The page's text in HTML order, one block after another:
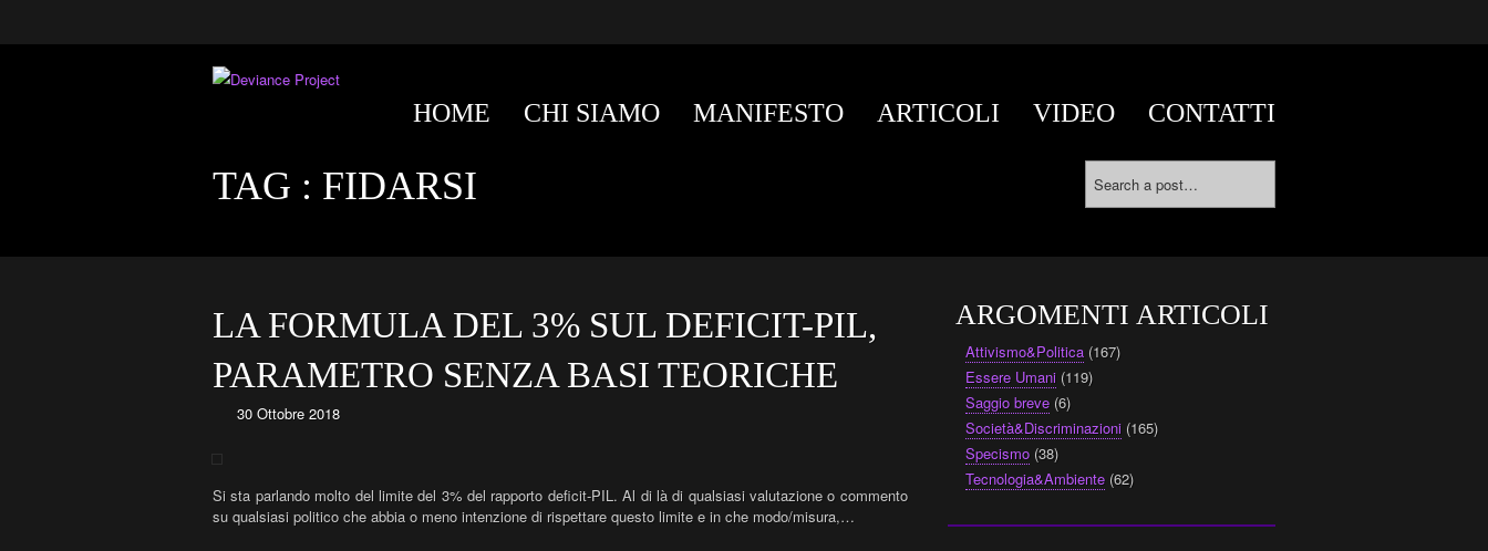
HOME CHI SIAMO MANIFESTO ARTICOLI VIDEO CONTATTI
TAG : FIDARSI
LA FORMULA DEL 3% SUL DEFICIT-PIL,
PARAMETRO SENZA BASI TEORICHE
30 Ottobre 2018
Si sta parlando molto del limite del 3% del rapporto deficit-PIL. Al di là di qualsiasi valutazione o commento
su qualsiasi politico che abbia o meno intenzione di rispettare questo limite e in che modo/misura,…
ARGOMENTI ARTICOLI
Attivismo&Politica (167)
Essere Umani (119)
Saggio breve (6)
Società&Discriminazioni (165)
Specismo (38)
Tecnologia&Ambiente (62)